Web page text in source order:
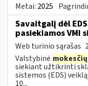
Metai: 2025
Savaitgalį dėl
pasiekiamos VMI
Web turinio sąrašas
Valstybinė mokesčių
siekiant užtikrinti
sistemos (EDS)
10...